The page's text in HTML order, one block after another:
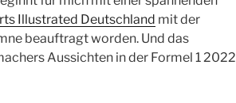
Illustrated Deutschland mit der
beauftragt worden. Und das
Aussichten in der Formel 1 2022